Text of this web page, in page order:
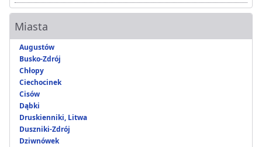
Miasta
Augustów
Busko-Zdrój
Chłopy
Ciechocinek
Cisów
Dąbki
Druskienniki, Litwa
Duszniki-Zdrój
Dziwnówek